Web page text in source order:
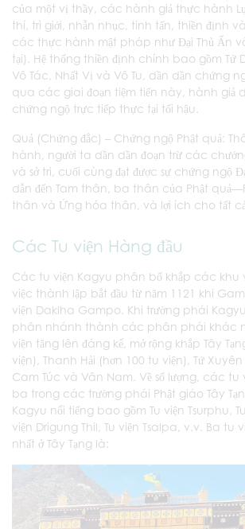
của một vị thầy, các hành giả thực hành
thí, trì giới, nhẫn nhục, tinh tấn, thiền định
các thực hành mật pháp như Đại Thủ Ấn
tại). Hệ thống thiền định chính bao gồm Tứ
Vô Tác, Nhất Vị và Vô Tu, dần dần chứng
qua các giai đoạn tiệm tiến này, hành giả
chứng ngộ trực tiếp thực tại tối hậu.
Quả (Chứng đắc) – Chứng ngộ Phật quả:
hành, người ta dần dần đoạn trừ các
và sở tri, cuối cùng đạt được sự chứng ngộ
dẫn đến Tam thân, ba thân của Phật
thân và Ứng hóa thân, và lợi ích cho tất
Các Tu viện Hàng đầu
Các tu viện Kagyu phân bố khắp các khu
việc thành lập bắt đầu từ năm 1121 khi
viện Daklha Gampo. Khi trường phái
phân nhánh thành các phân phái khác
viện tăng lên đáng kể, mở rộng khắp Tây
viện), Thanh Hải (hơn 100 tu viện), Tứ
Cam Túc và Vân Nam. Về số lượng, các tu
ba trong các trường phái Phật giáo Tây
Kagyu nổi tiếng bao gồm Tu viện Tsurphu,
viện Drigung Thil, Tu viện Tsalpa, v.v. Ba tu
nhất ở Tây Tạng là: